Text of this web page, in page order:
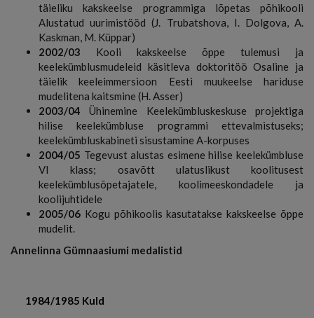
täieliku kakskeelse programmiga lõpetas põhikooli
Alustatud uurimistööd (J. Trubatshova, I. Dolgova, A.
Kaskman, M. Küppar)
2002/03 Kooli kakskeelse õppe tulemusi ja
keelekümblusmudeleid käsitleva doktoritöö Osaline ja
täielik keeleimmersioon Eesti muukeelse hariduse
mudelitena kaitsmine (H. Asser)
2003/04 Ühinemine Keelekümbluskeskuse projektiga
hilise keelekümbluse programmi ettevalmistuseks;
keelekümbluskabineti sisustamine A-korpuses
2004/05 Tegevust alustas esimene hilise keelekümbluse
VI klass; osavõtt ulatuslikust koolitusest
keelekümblusõpetajatele, koolimeeskondadele ja
koolijuhtidele
2005/06 Kogu põhikoolis kasutatakse kakskeelse õppe
mudelit.
Annelinna Gümnaasiumi medalistid
1984/1985 Kuld